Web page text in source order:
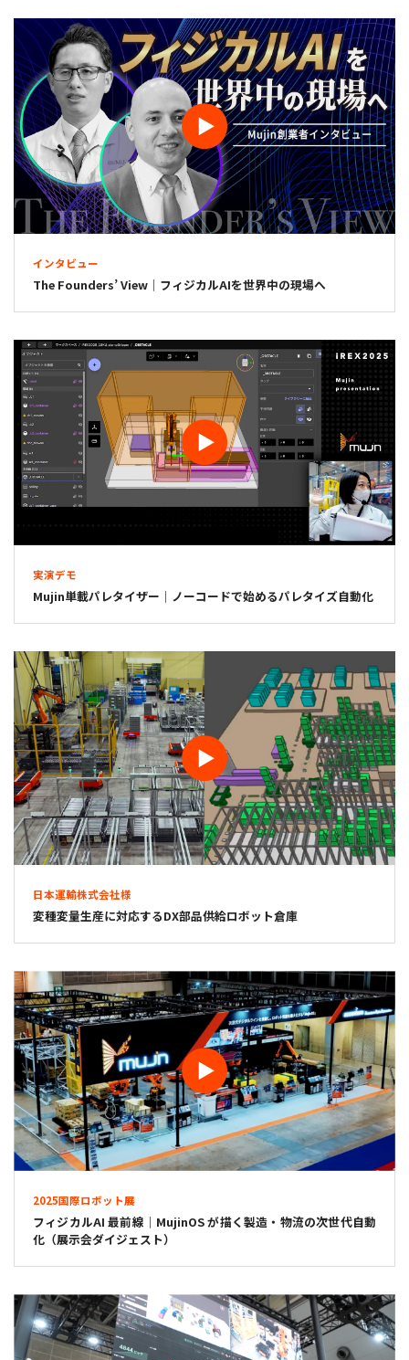
インタビュー
The Founders’ View｜フィジカルAIを世界中の現場へ
実演デモ
Mujin単載パレタイザー｜ノーコードで始めるパレタイズ自動化
日本運輸株式会社様
変種変量生産に対応するDX部品供給ロボット倉庫
2025国際ロボット展
フィジカルAI 最前線｜MujinOS が描く製造・物流の次世代自動
化（展示会ダイジェスト）